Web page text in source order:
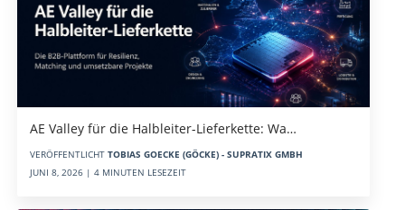
AE Valley für die Halbleiter-Lieferkette: Wa…
VERÖFFENTLICHT TOBIAS GOECKE (GÖCKE) - SUPRATIX GMBH
JUNI 8, 2026 | 4 MINUTEN LESEZEIT